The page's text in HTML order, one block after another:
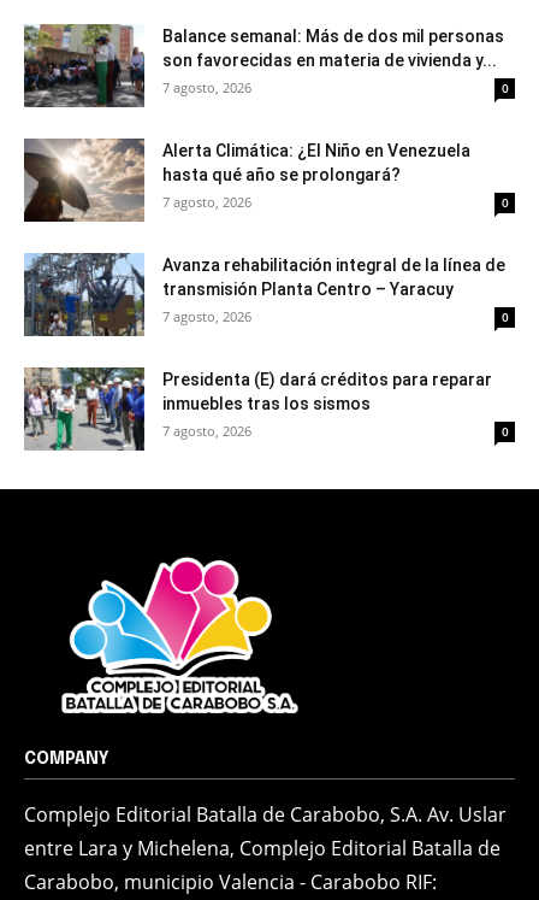
Balance semanal: Más de dos mil personas
son favorecidas en materia de vivienda y...
7 agosto, 2026 0
Alerta Climática: ¿El Niño en Venezuela
hasta qué año se prolongará?
7 agosto, 2026 0
Avanza rehabilitación integral de la línea de
transmisión Planta Centro – Yaracuy
7 agosto, 2026 0
Presidenta (E) dará créditos para reparar
inmuebles tras los sismos
7 agosto, 2026 0
COMPANY
Complejo Editorial Batalla de Carabobo, S.A. Av. Uslar
entre Lara y Michelena, Complejo Editorial Batalla de
Carabobo, municipio Valencia - Carabobo RIF: